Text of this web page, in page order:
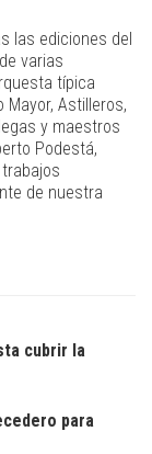
las ediciones del
varias
típica
Mayor, Astilleros,
y maestros
Podestá,
de nuestra
cubrir la
para